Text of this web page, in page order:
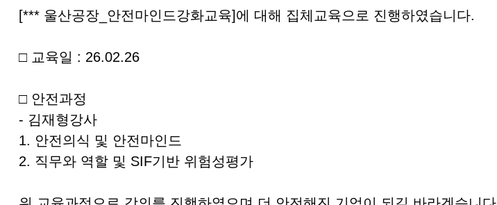
[*** 울산공장_안전마인드강화교육]에 대해 집체교육으로 진행하였습니다.
□ 교육일 : 26.02.26
□ 안전과정
- 김재형강사
1. 안전의식 및 안전마인드
2. 직무와 역할 및 SIF기반 위험성평가